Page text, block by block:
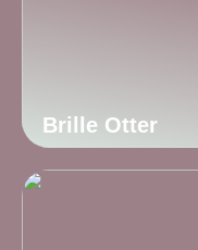
Brille Otter